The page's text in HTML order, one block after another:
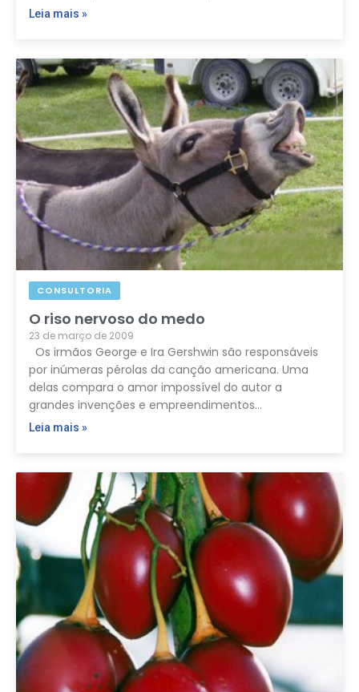
Leia mais »
CONSULTORIA
O riso nervoso do medo
23 de março de 2009
Os irmãos George e Ira Gershwin são responsáveis
por inúmeras pérolas da canção americana. Uma
delas compara o amor impossível do autor a
grandes invenções e empreendimentos…
Leia mais »